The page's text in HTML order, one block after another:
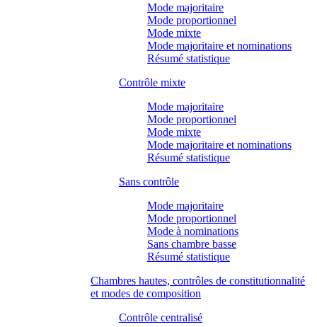
Mode majoritaire
Mode proportionnel
Mode mixte
Mode majoritaire et nominations
Résumé statistique
Contrôle mixte
Mode majoritaire
Mode proportionnel
Mode mixte
Mode majoritaire et nominations
Résumé statistique
Sans contrôle
Mode majoritaire
Mode proportionnel
Mode à nominations
Sans chambre basse
Résumé statistique
Chambres hautes, contrôles de constitutionnalité
et modes de composition
Contrôle centralisé